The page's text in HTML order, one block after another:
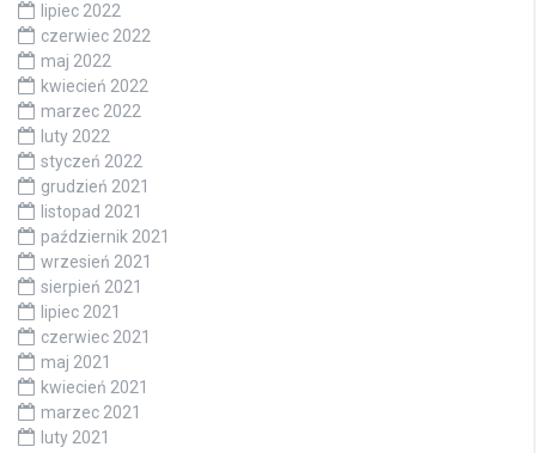
lipiec 2022
czerwiec 2022
maj 2022
kwiecień 2022
marzec 2022
luty 2022
styczeń 2022
grudzień 2021
listopad 2021
październik 2021
wrzesień 2021
sierpień 2021
lipiec 2021
czerwiec 2021
maj 2021
kwiecień 2021
marzec 2021
luty 2021